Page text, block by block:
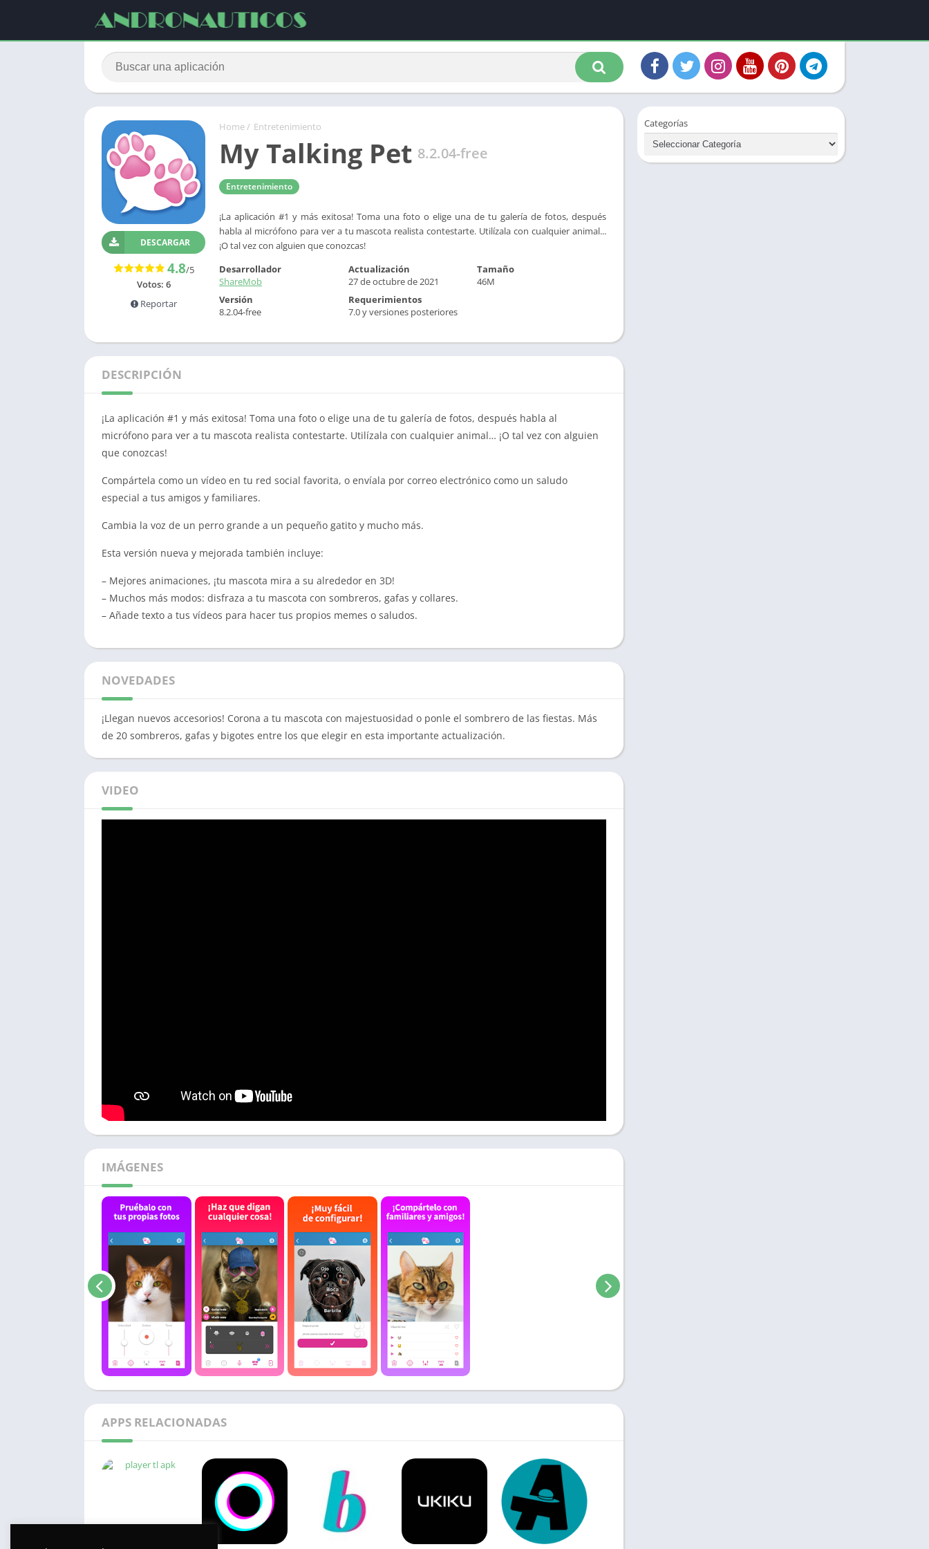
Home/ Entretenimiento
My Talking Pet 8.2.04-free
Entretenimiento
¡La aplicación #1 y más exitosa! Toma una foto o elige una de tu galería de fotos, después
habla al micrófono para ver a tu mascota realista contestarte. Utilízala con cualquier animal...
¡O tal vez con alguien que conozcas!
DESCARGAR
4.8/5
Votos: 6
Reportar
Desarrollador
ShareMob
Actualización
27 de octubre de 2021
Tamaño
46M
Versión
8.2.04-free
Requerimientos
7.0 y versiones posteriores
DESCRIPCIÓN
¡La aplicación #1 y más exitosa! Toma una foto o elige una de tu galería de fotos, después habla al
micrófono para ver a tu mascota realista contestarte. Utilízala con cualquier animal… ¡O tal vez con alguien
que conozcas!
Compártela como un vídeo en tu red social favorita, o envíala por correo electrónico como un saludo
especial a tus amigos y familiares.
Cambia la voz de un perro grande a un pequeño gatito y mucho más.
Esta versión nueva y mejorada también incluye:
– Mejores animaciones, ¡tu mascota mira a su alrededor en 3D!
– Muchos más modos: disfraza a tu mascota con sombreros, gafas y collares.
– Añade texto a tus vídeos para hacer tus propios memes o saludos.
NOVEDADES
¡Llegan nuevos accesorios! Corona a tu mascota con majestuosidad o ponle el sombrero de las fiestas. Más
de 20 sombreros, gafas y bigotes entre los que elegir en esta importante actualización.
VIDEO
IMÁGENES
APPS RELACIONADAS
Categorías